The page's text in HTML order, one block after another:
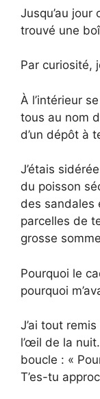
Jusqu’au jour
trouvé une
Par curiosité,
À l’intérieur
tous au nom
d’un dépôt à
J’étais
du poisson
des sandales
parcelles de
grosse
Pourquoi le
pourquoi
J’ai tout
l’œil de la
boucle : «
T’es-tu